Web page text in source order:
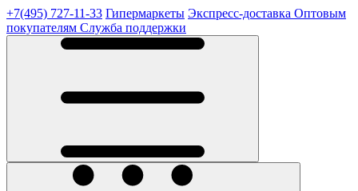
+7(495) 727-11-33 Гипермаркеты Экспресс-доставка Оптовым
покупателям Служба поддержки